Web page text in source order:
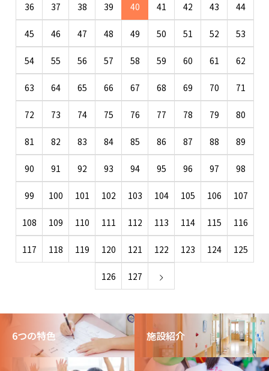
36 37 38 39 40 41 42 43 44
45 46 47 48 49 50 51 52 53
54 55 56 57 58 59 60 61 62
63 64 65 66 67 68 69 70 71
72 73 74 75 76 77 78 79 80
81 82 83 84 85 86 87 88 89
90 91 92 93 94 95 96 97 98
99 100 101 102 103 104 105 106 107
108 109 110 111 112 113 114 115 116
117 118 119 120 121 122 123 124 125
126 127
6つの特色 施設紹介